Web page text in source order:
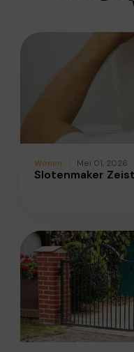
Wonen Mei 01, 2026
Slotenmaker